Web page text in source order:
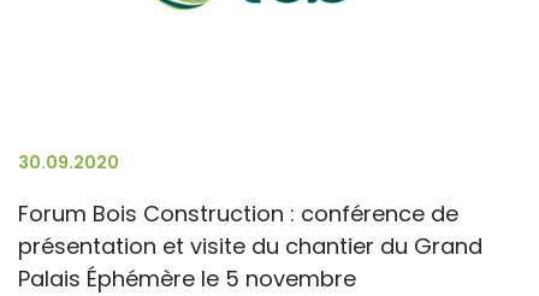
30.09.2020
Forum Bois Construction : conférence de
présentation et visite du chantier du Grand
Palais Éphémère le 5 novembre